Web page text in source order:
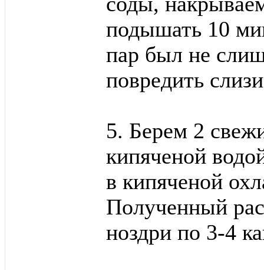
подышать 10
пар был не
повредить
5. Берем 2
кипяченой
в кипяченой
Полученный
ноздри по 3-4